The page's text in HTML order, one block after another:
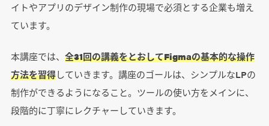
イトやアプリのデザイン制作の現場で必須とする企業も増え
ています。
本講座では、 全31回の講義をとおしてFigmaの基本的な操作
方法を習得していきます。講座のゴールは、シンプルなLPの
制作ができるようになること。ツールの使い方をメインに、
段階的に丁寧にレクチャーしていきます。